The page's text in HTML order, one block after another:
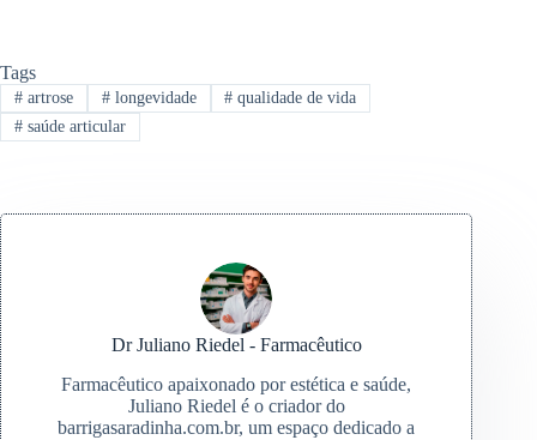
Tags
#artrose #longevidade # qualidade de vida
#saúde articular
Dr Juliano Riedel - Farmacêutico
Farmacêutico apaixonado por estética e saúde,
Juliano Riedel é o criador do
barrigasaradinha.com.br, um espaço dedicado a